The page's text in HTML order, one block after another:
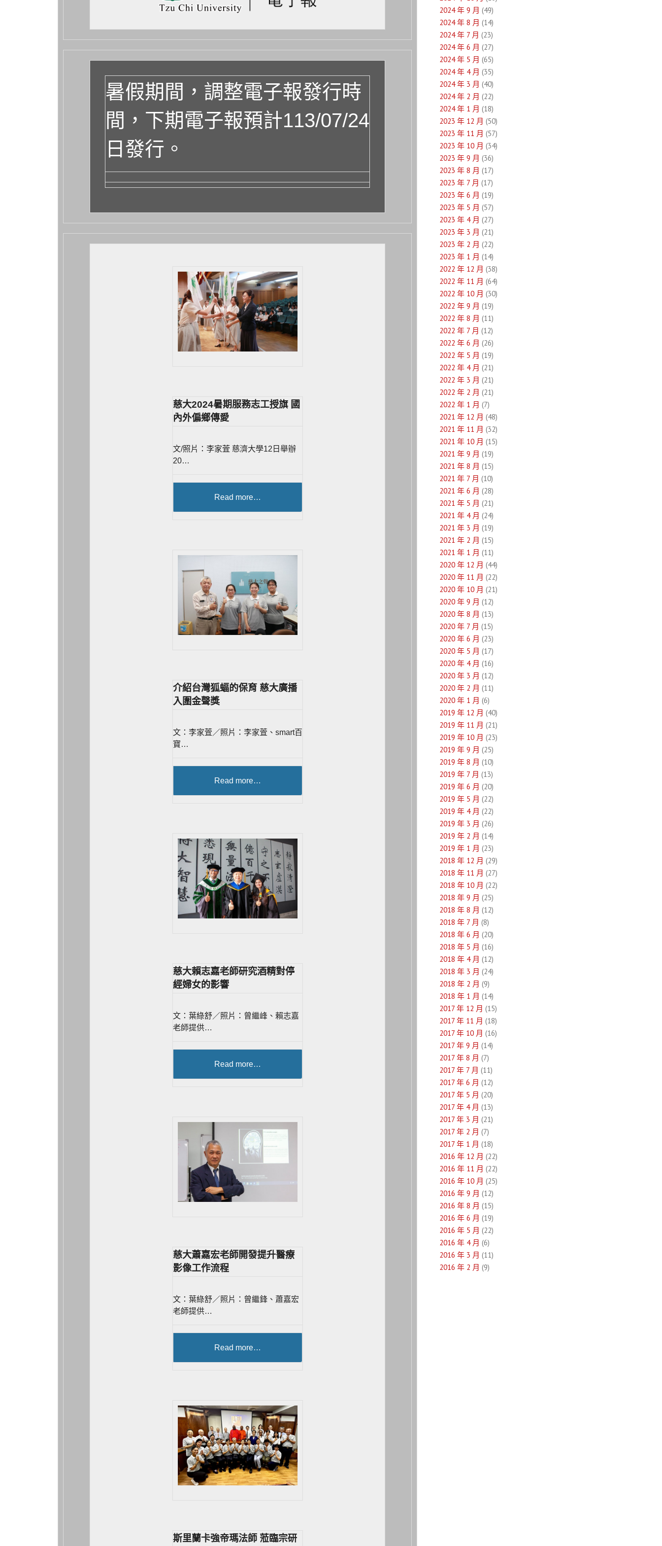
暑假期間，調整電子報發行時
間，下期電子報預計113/07/24
日發行。
慈大2024暑期服務志工授旗 國
內外偏鄉傳愛
文/照片：李家萓 慈濟大學12日舉辦
20…
Read more…
介紹台灣狐蝠的保育 慈大廣播
入圍金聲獎
文：李家萓／照片：李家萓、smart百
寶…
Read more…
慈大賴志嘉老師研究酒精對停
經婦女的影響
文：葉綠舒／照片：曾繼峰、賴志嘉
老師提供…
Read more…
慈大蕭嘉宏老師開發提升醫療
影像工作流程
文：葉綠舒／照片：曾繼鋒、蕭嘉宏
老師提供…
Read more…
斯里蘭卡強帝瑪法師 蒞臨宗研
2024 年 9 月 (49)
2024 年 8 月 (14)
2024 年 7 月 (23)
2024 年 6 月 (27)
2024 年 5 月 (65)
2024 年 4 月 (35)
2024 年 3 月 (40)
2024 年 2 月 (22)
2024 年 1 月 (18)
2023 年 12 月 (50)
2023 年 11 月 (57)
2023 年 10 月 (34)
2023 年 9 月 (36)
2023 年 8 月 (17)
2023 年 7 月 (17)
2023 年 6 月 (19)
2023 年 5 月 (57)
2023 年 4 月 (27)
2023 年 3 月 (21)
2023 年 2 月 (22)
2023 年 1 月 (14)
2022 年 12 月 (38)
2022 年 11 月 (64)
2022 年 10 月 (30)
2022 年 9 月 (19)
2022 年 8 月 (11)
2022 年 7 月 (12)
2022 年 6 月 (26)
2022 年 5 月 (19)
2022 年 4 月 (21)
2022 年 3 月 (21)
2022 年 2 月 (21)
2022 年 1 月 (7)
2021 年 12 月 (48)
2021 年 11 月 (32)
2021 年 10 月 (15)
2021 年 9 月 (19)
2021 年 8 月 (15)
2021 年 7 月 (10)
2021 年 6 月 (28)
2021 年 5 月 (21)
2021 年 4 月 (24)
2021 年 3 月 (19)
2021 年 2 月 (15)
2021 年 1 月 (11)
2020 年 12 月 (44)
2020 年 11 月 (22)
2020 年 10 月 (21)
2020 年 9 月 (12)
2020 年 8 月 (13)
2020 年 7 月 (15)
2020 年 6 月 (23)
2020 年 5 月 (17)
2020 年 4 月 (16)
2020 年 3 月 (12)
2020 年 2 月 (11)
2020 年 1 月 (6)
2019 年 12 月 (40)
2019 年 11 月 (21)
2019 年 10 月 (23)
2019 年 9 月 (25)
2019 年 8 月 (10)
2019 年 7 月 (13)
2019 年 6 月 (20)
2019 年 5 月 (22)
2019 年 4 月 (22)
2019 年 3 月 (26)
2019 年 2 月 (14)
2019 年 1 月 (23)
2018 年 12 月 (29)
2018 年 11 月 (27)
2018 年 10 月 (22)
2018 年 9 月 (25)
2018 年 8 月 (12)
2018 年 7 月 (8)
2018 年 6 月 (20)
2018 年 5 月 (16)
2018 年 4 月 (12)
2018 年 3 月 (24)
2018 年 2 月 (9)
2018 年 1 月 (14)
2017 年 12 月 (15)
2017 年 11 月 (18)
2017 年 10 月 (16)
2017 年 9 月 (14)
2017 年 8 月 (7)
2017 年 7 月 (11)
2017 年 6 月 (12)
2017 年 5 月 (20)
2017 年 4 月 (13)
2017 年 3 月 (21)
2017 年 2 月 (7)
2017 年 1 月 (18)
2016 年 12 月 (22)
2016 年 11 月 (22)
2016 年 10 月 (25)
2016 年 9 月 (12)
2016 年 8 月 (15)
2016 年 6 月 (19)
2016 年 5 月 (22)
2016 年 4 月 (6)
2016 年 3 月 (11)
2016 年 2 月 (9)